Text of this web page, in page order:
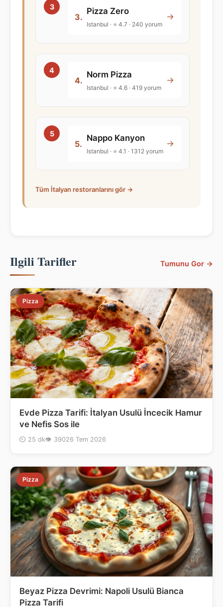
3.
Pizza Zero
Istanbul · ⭐ 4.7 · 240 yorum
→
4.
Norm Pizza
Istanbul · ⭐ 4.6 · 419 yorum
→
5.
Nappo Kanyon
Istanbul · ⭐ 4.1 · 1312 yorum
→
Tüm İtalyan restoranlarını gör →
Ilgili Tarifler Tumunu Gor →
Pizza
Evde Pizza Tarifi: İtalyan Usulü İncecik Hamur
ve Nefis Sos ile
⏲ 25 dk👁 39026 Tem 2026
Pizza
Beyaz Pizza Devrimi: Napoli Usulü Bianca
Pizza Tarifi